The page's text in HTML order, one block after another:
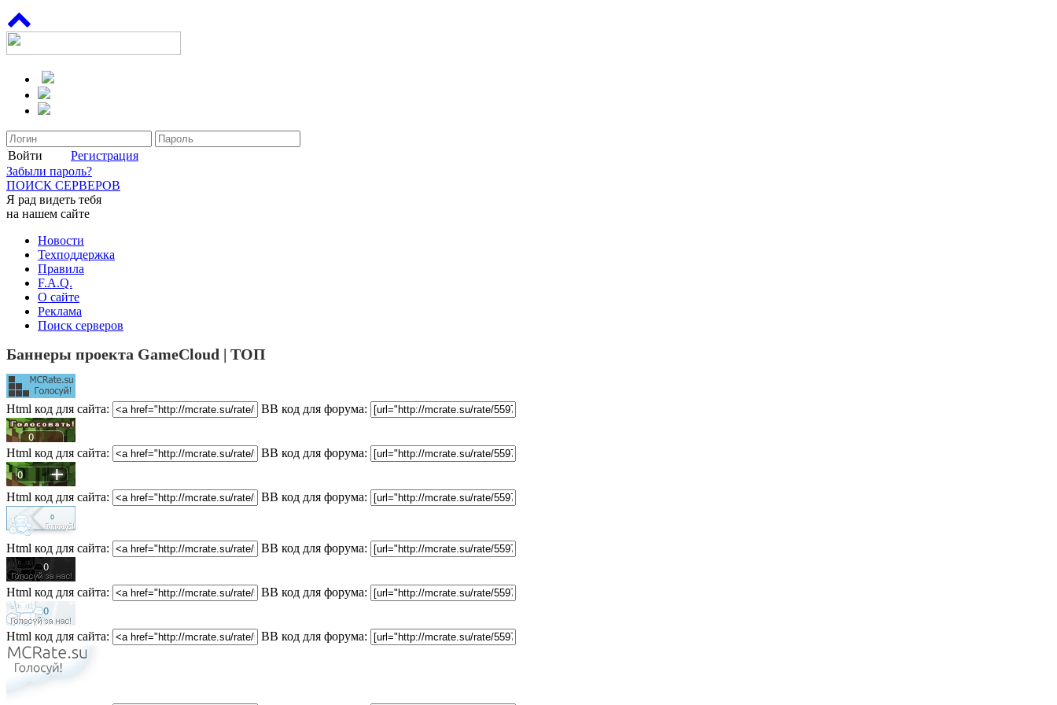
Войти
Регистрация
Забыли пароль?
ПОИСК СЕРВЕРОВ
Я рад видеть тебя
на нашем сайте
Новости
Техподдержка
Правила
F.A.Q.
О сайте
Реклама
Поиск серверов
Баннеры проекта GameCloud | ТОП
Html код для сайта: BB код для форума:
Html код для сайта: BB код для форума:
Html код для сайта: BB код для форума:
Html код для сайта: BB код для форума:
Html код для сайта: BB код для форума:
Html код для сайта: BB код для форума: